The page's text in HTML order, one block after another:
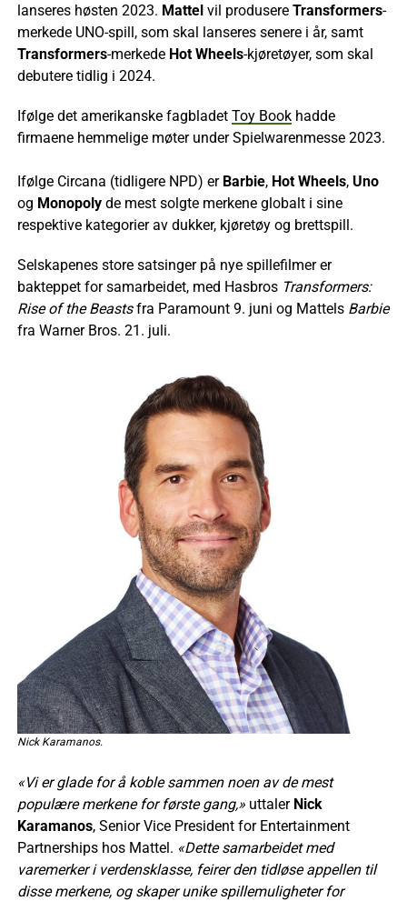
lanseres høsten 2023. Mattelvil produsere Transformers-
merkede UNO-spill, som skal lanseres senere i år, samt
Transformers-merkede Hot Wheels-kjøretøyer, som skal
debutere tidlig i 2024.
Ifølge det amerikanske fagbladet Toy Bookhadde
firmaene hemmelige møter under Spielwarenmesse 2023.
Ifølge Circana (tidligere NPD) er Barbie, Hot Wheels, Uno
og Monopolyde mest solgte merkene globalt i sine
respektive kategorier av dukker, kjøretøy og brettspill.
Selskapenes store satsinger på nye spillefilmer er
bakteppet for samarbeidet, med Hasbros Transformers:
Rise of the Beastsfra Paramount 9. juni og Mattels Barbie
fra Warner Bros. 21. juli.
Nick Karamanos.
«Vi er glade for å koble sammen noen av de mest
populære merkene for første gang,»uttaler Nick
Karamanos, Senior Vice President for Entertainment
Partnerships hos Mattel. «Dette samarbeidet med
varemerker i verdensklasse, feirer den tidløse appellen til
disse merkene, og skaper unike spillemuligheter for